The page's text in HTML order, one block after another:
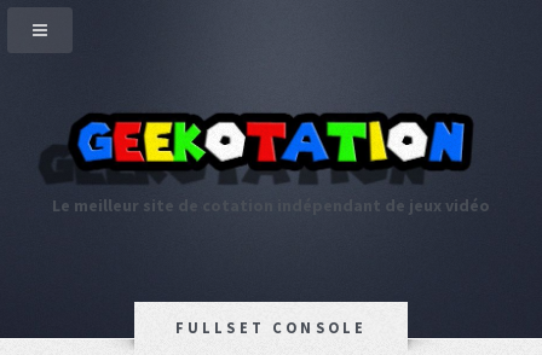
Le meilleur site de cotation indépendant de jeux vidéo
FULLSET CONSOLE